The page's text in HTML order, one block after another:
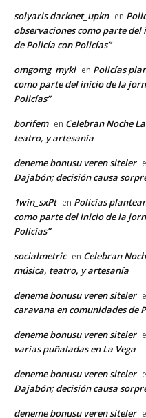
solyaris darknet_upkn en
observaciones como parte
de Policía con Policías”
omgomg_mykl en Policías
como parte del inicio de la
Policías”
borifem en Celebran Noche
teatro, y artesanía
deneme bonusu veren siteler
Dajabón; decisión causa
1win_sxPt en Policías
como parte del inicio de la
Policías”
socialmetric en Celebran
música, teatro, y artesanía
deneme bonusu veren siteler
caravana en comunidades de
deneme bonusu veren siteler
varias puñaladas en La Vega
deneme bonusu veren siteler
Dajabón; decisión causa
deneme bonusu veren siteler